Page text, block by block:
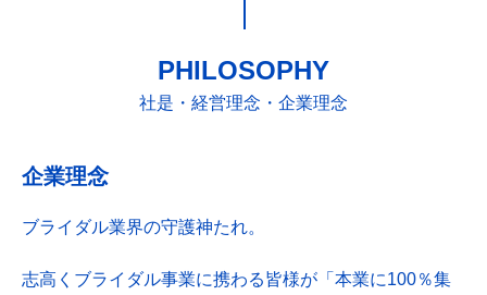
PHILOSOPHY
社是・経営理念・企業理念
企業理念
ブライダル業界の守護神たれ。
志高くブライダル事業に携わる皆様が「本業に100％集